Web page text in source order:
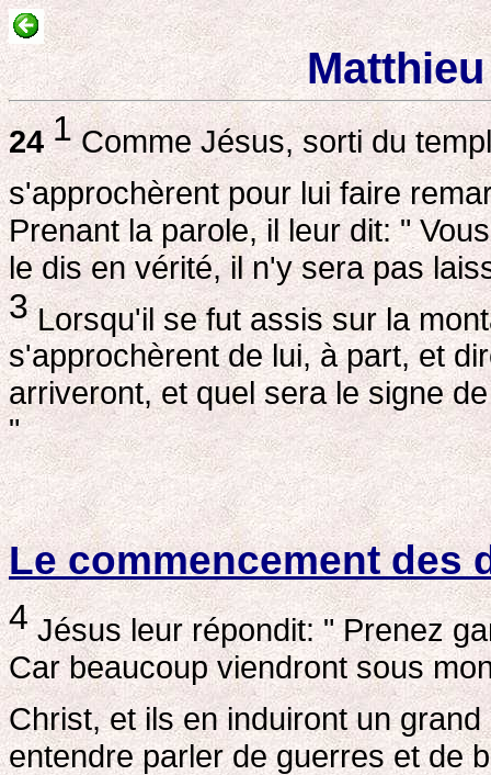
24 1Comme Jésus, sorti du
s'approchèrent pour lui faire
Prenant la parole, il leur dit: "
le dis en vérité, il n'y sera pas
3Lorsqu'il se fut assis sur la
s'approchèrent de lui, à part, et
arriveront, et quel sera le signe
"
Le commencement des
4Jésus leur répondit: " Prenez
Car beaucoup viendront sous
Christ, et ils en induiront un
entendre parler de guerres et de